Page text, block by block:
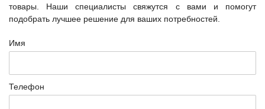
товары. Наши специалисты свяжутся с вами и помогут
подобрать лучшее решение для ваших потребностей.
Имя
Телефон